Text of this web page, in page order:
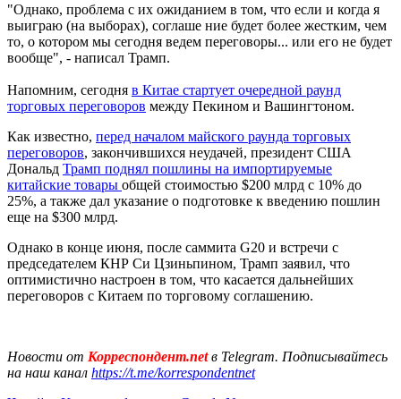
"Однако, проблема с их ожиданием в том, что если и когда я
выиграю (на выборах), соглаше ние будет более жестким, чем
то, о котором мы сегодня ведем переговоры... или его не будет
вообще", - написал Трамп.
Напомним, сегодня в Китае стартует очередной раунд
торговых переговоров между Пекином и Вашингтоном.
Как известно, перед началом майского раунда торговых
переговоров, закончившихся неудачей, президент США
Дональд Трамп поднял пошлины на импортируемые
китайские товары общей стоимостью $200 млрд с 10% до
25%, а также дал указание о подготовке к введению пошлин
еще на $300 млрд.
Однако в конце июня, после саммита G20 и встречи с
председателем КНР Си Цзиньпином, Трамп заявил, что
оптимистично настроен в том, что касается дальнейших
переговоров с Китаем по торговому соглашению.
Новости от Корреспондент.netв Telegram. Подписывайтесь
на наш канал https://t.me/korrespondentnet